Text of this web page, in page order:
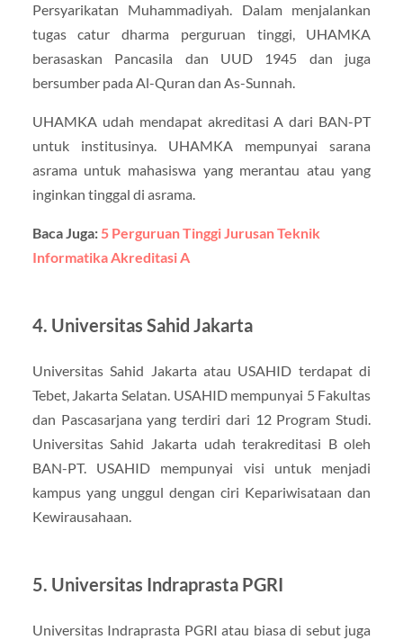
Persyarikatan Muhammadiyah. Dalam menjalankan
tugas catur dharma perguruan tinggi, UHAMKA
berasaskan Pancasila dan UUD 1945 dan juga
bersumber pada Al-Quran dan As-Sunnah.
UHAMKA udah mendapat akreditasi A dari BAN-PT
untuk institusinya. UHAMKA mempunyai sarana
asrama untuk mahasiswa yang merantau atau yang
inginkan tinggal di asrama.
Baca Juga: 5 Perguruan Tinggi Jurusan Teknik
Informatika Akreditasi A
4. Universitas Sahid Jakarta
Universitas Sahid Jakarta atau USAHID terdapat di
Tebet, Jakarta Selatan. USAHID mempunyai 5 Fakultas
dan Pascasarjana yang terdiri dari 12 Program Studi.
Universitas Sahid Jakarta udah terakreditasi B oleh
BAN-PT. USAHID mempunyai visi untuk menjadi
kampus yang unggul dengan ciri Kepariwisataan dan
Kewirausahaan.
5. Universitas Indraprasta PGRI
Universitas Indraprasta PGRI atau biasa di sebut juga